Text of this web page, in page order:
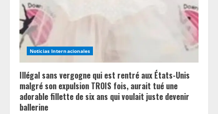
i
n
g
Noticias Internacionales
Illégal sans vergogne qui est rentré aux États-Unis
malgré son expulsion TROIS fois, aurait tué une
adorable fillette de six ans qui voulait juste devenir
ballerine